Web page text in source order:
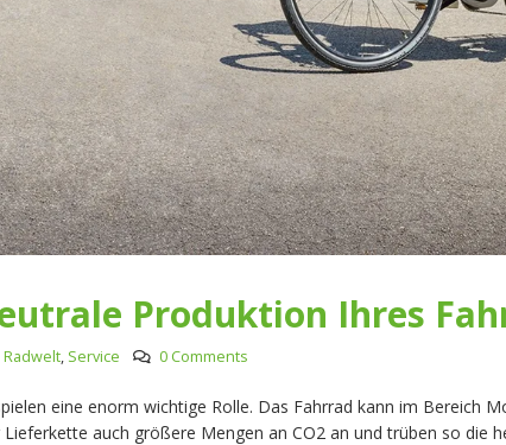
Produktion Ihres
Radwelt, Service 0 Comments
eine enorm wichtige Rolle. Das Fahrrad kann im Bereich
auch größere Mengen an CO2 an und trüben so die